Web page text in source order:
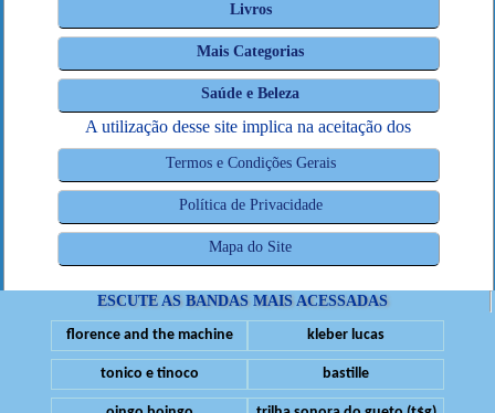
Livros
Mais Categorias
Saúde e Beleza
A utilização desse site implica na aceitação dos
Termos e Condições Gerais
Política de Privacidade
Mapa do Site
ESCUTE AS BANDAS MAIS ACESSADAS
florence and the machine kleber lucas
tonico e tinoco bastille